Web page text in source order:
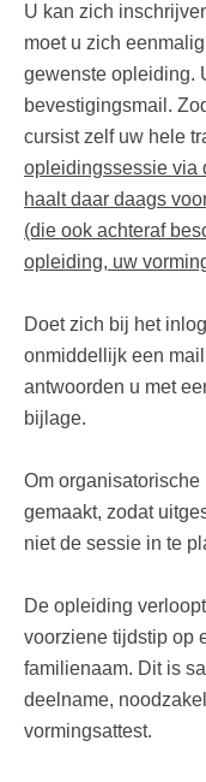
U kan zich
moet u zich
gewenste opleiding.
bevestigingsmail.
cursist zelf uw hele
opleidingssessie via
haalt daar daags
(die ook achteraf
opleiding, uw
Doet zich bij het
onmiddellijk een
antwoorden u met
bijlage.
Om
gemaakt, zodat
niet de sessie in te
De opleiding
voorziene tijdstip op
familienaam. Dit is
deelname,
vormingsattest.